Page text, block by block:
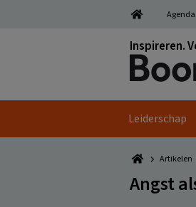
Agenda
Inspireren.
Leiderschap
Artikelen
Angst